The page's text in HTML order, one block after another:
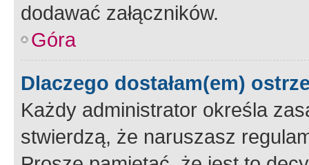
dodawać załączników.
Góra
Dlaczego dostałam(em)
Każdy administrator określa
stwierdzą, że naruszasz